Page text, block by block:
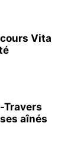
Vita
Travers
aînés